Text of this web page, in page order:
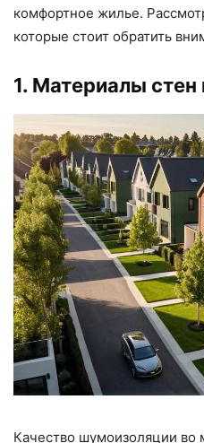
комфортное жилье.
которые стоит обратить
1. Материалы
Качество шумоизоляции во